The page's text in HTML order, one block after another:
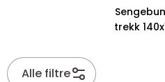
trekk
Alle filtre